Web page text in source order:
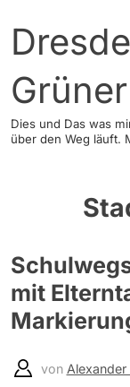
content
Dies und Das was
über den Weg läuft.
mit
von Alexander